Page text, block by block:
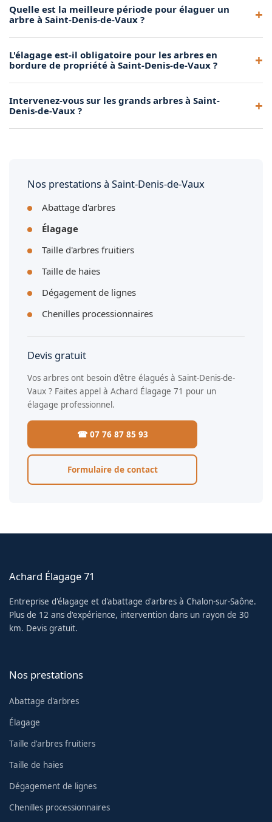
Quelle est la meilleure période pour élaguer un
arbre à Saint-Denis-de-Vaux ?
générale, l'élagage se pratique en automne ou en hiver, hors
période de gel. Pour certaines espèces, une taille en vert
situation à Saint-Denis-de-Vaux.
L'élagage est-il obligatoire pour les arbres en
bordure de propriété à Saint-Denis-de-Vaux ?
l'intérieur de votre propriété. Si vos arbres dépassent chez le
Intervenez-vous sur les grands arbres à Saint-
Denis-de-Vaux ?
des platanes et des résineux de grande taille à Saint-Denis-
Nos prestations à Saint-Denis-de-Vaux
Abattage d'arbres
Élagage
Taille d'arbres fruitiers
Taille de haies
Dégagement de lignes
Chenilles processionnaires
Devis gratuit
Vos arbres ont besoin d'être élagués à Saint-Denis-de-
Vaux ? Faites appel à Achard Élagage 71 pour un
élagage professionnel.
☎ 07 76 87 85 93
Formulaire de contact
Achard Élagage 71
Entreprise d'élagage et d'abattage d'arbres à Chalon-sur-Saône.
Plus de 12 ans d'expérience, intervention dans un rayon de 30
km. Devis gratuit.
Nos prestations
Abattage d'arbres
Élagage
Taille d'arbres fruitiers
Taille de haies
Dégagement de lignes
Chenilles processionnaires